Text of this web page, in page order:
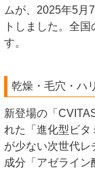
ムが、2025年5月
トしました。全
す。
乾燥・毛穴・ハ
新登場の「
れた「進化型ビ
が少ない次世代
成分「アゼライ